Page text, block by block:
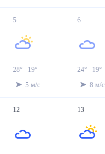
5
28° 19°
5 м/с
6
24° 19°
8 м/с
12 13